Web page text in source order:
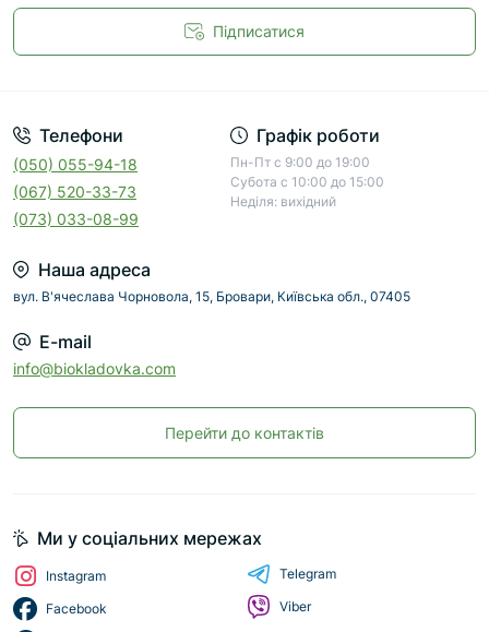
Підписатися
Телефони
(050) 055-94-18
(067) 520-33-73
(073) 033-08-99
Графік роботи
Пн-Пт с 9:00 до 19:00
Субота с 10:00 до 15:00
Неділя: вихідний
Наша адреса
вул. В'ячеслава Чорновола, 15, Бровари, Київська обл., 07405
E-mail
info@biokladovka.com
Перейти до контактів
Ми у соціальних мережах
Instagram
Facebook
Telegram
Viber